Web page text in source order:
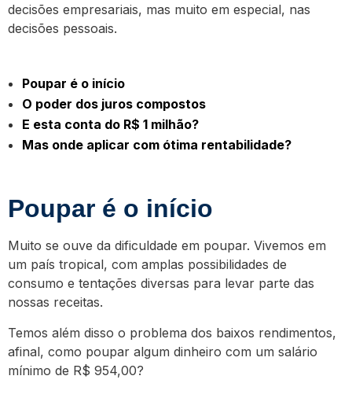
decisões empresariais, mas muito em especial, nas
decisões pessoais.
Poupar é o início
O poder dos juros compostos
E esta conta do R$ 1 milhão?
Mas onde aplicar com ótima rentabilidade?
Poupar é o início
Muito se ouve da dificuldade em poupar. Vivemos em
um país tropical, com amplas possibilidades de
consumo e tentações diversas para levar parte das
nossas receitas.
Temos além disso o problema dos baixos rendimentos,
afinal, como poupar algum dinheiro com um salário
mínimo de R$ 954,00?